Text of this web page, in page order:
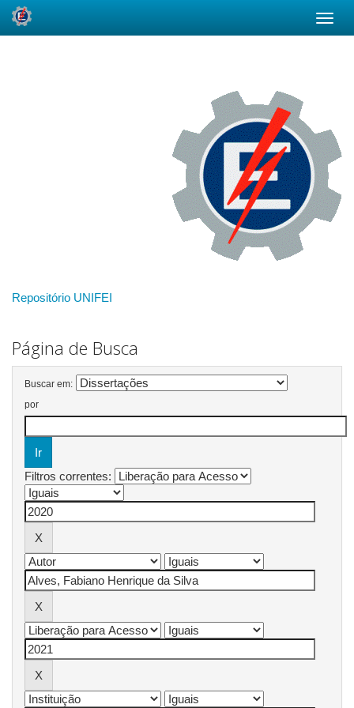
Repositório UNIFEI
Página de Busca
Buscar em:
por
Filtros correntes: